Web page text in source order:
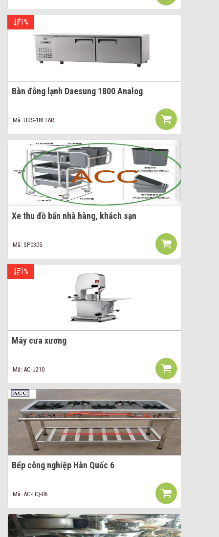
1%
Bàn đông lạnh Daesung 1800 Analog
Mã: UDS-18FTAR
Xe thu đồ bẩn nhà hàng, khách sạn
Mã: SP0305
1%
Máy cưa xương
Mã: AC-J210
Bếp công nghiệp Hàn Quốc 6
Mã: AC-HQ-06